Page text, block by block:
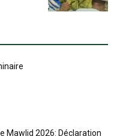
Mawlid 2026: Déclaration